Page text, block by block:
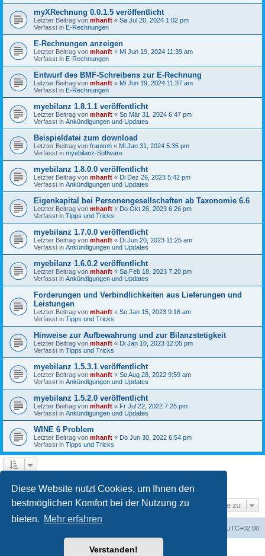
Diese Website nutzt Cookies, um Ihnen den
bestmöglichen Komfort bei der Nutzung zu
bieten. Mehr erfahren
Verstanden!
myXRechnung 0.0.1.5 veröffentlicht
Letzter Beitrag von mhanft « Sa Jul 20, 2024 1:02 pm
Verfasst in E-Rechnungen
E-Rechnungen anzeigen
Letzter Beitrag von mhanft « Mi Jun 19, 2024 11:39 am
Verfasst in E-Rechnungen
Entwurf des BMF-Schreibens zur E-Rechnung
Letzter Beitrag von mhanft « Mi Jun 19, 2024 11:37 am
Verfasst in E-Rechnungen
myebilanz 1.8.1.1 veröffentlicht
Letzter Beitrag von mhanft « So Mär 31, 2024 6:47 pm
Verfasst in Ankündigungen und Updates
Beispieldatei zum download
Letzter Beitrag von franknh « Mi Jan 31, 2024 5:35 pm
Verfasst in myebilanz-Software
myebilanz 1.8.0.0 veröffentlicht
Letzter Beitrag von mhanft « Di Dez 26, 2023 5:42 pm
Verfasst in Ankündigungen und Updates
Eigenkapital bei Personengesellschaften ab Taxonomie 6.6
Letzter Beitrag von mhanft « Do Okt 26, 2023 6:26 pm
Verfasst in Tipps und Tricks
myebilanz 1.7.0.0 veröffentlicht
Letzter Beitrag von mhanft « Di Jun 20, 2023 11:25 am
Verfasst in Ankündigungen und Updates
myebilanz 1.6.0.2 veröffentlicht
Letzter Beitrag von mhanft « Sa Feb 18, 2023 7:20 pm
Verfasst in Ankündigungen und Updates
Forderungen und Verbindlichkeiten aus Lieferungen und
Leistungen
Letzter Beitrag von mhanft « So Jan 15, 2023 9:16 am
Verfasst in Tipps und Tricks
Hinweise zur Aufbewahrung und zur Bilanzstetigkeit
Letzter Beitrag von mhanft « Di Jan 10, 2023 12:05 pm
Verfasst in Tipps und Tricks
myebilanz 1.5.3.1 veröffentlicht
Letzter Beitrag von mhanft « So Aug 28, 2022 9:59 am
Verfasst in Ankündigungen und Updates
myebilanz 1.5.2.0 veröffentlicht
Letzter Beitrag von mhanft « Fr Jul 22, 2022 7:25 pm
Verfasst in Ankündigungen und Updates
WINE 6 Problem
Letzter Beitrag von mhanft « Do Jun 30, 2022 6:54 pm
Verfasst in Tipps und Tricks
Gehe zu
UTC+02:00
Powered byphpBB® Forum Software © phpBB Limited